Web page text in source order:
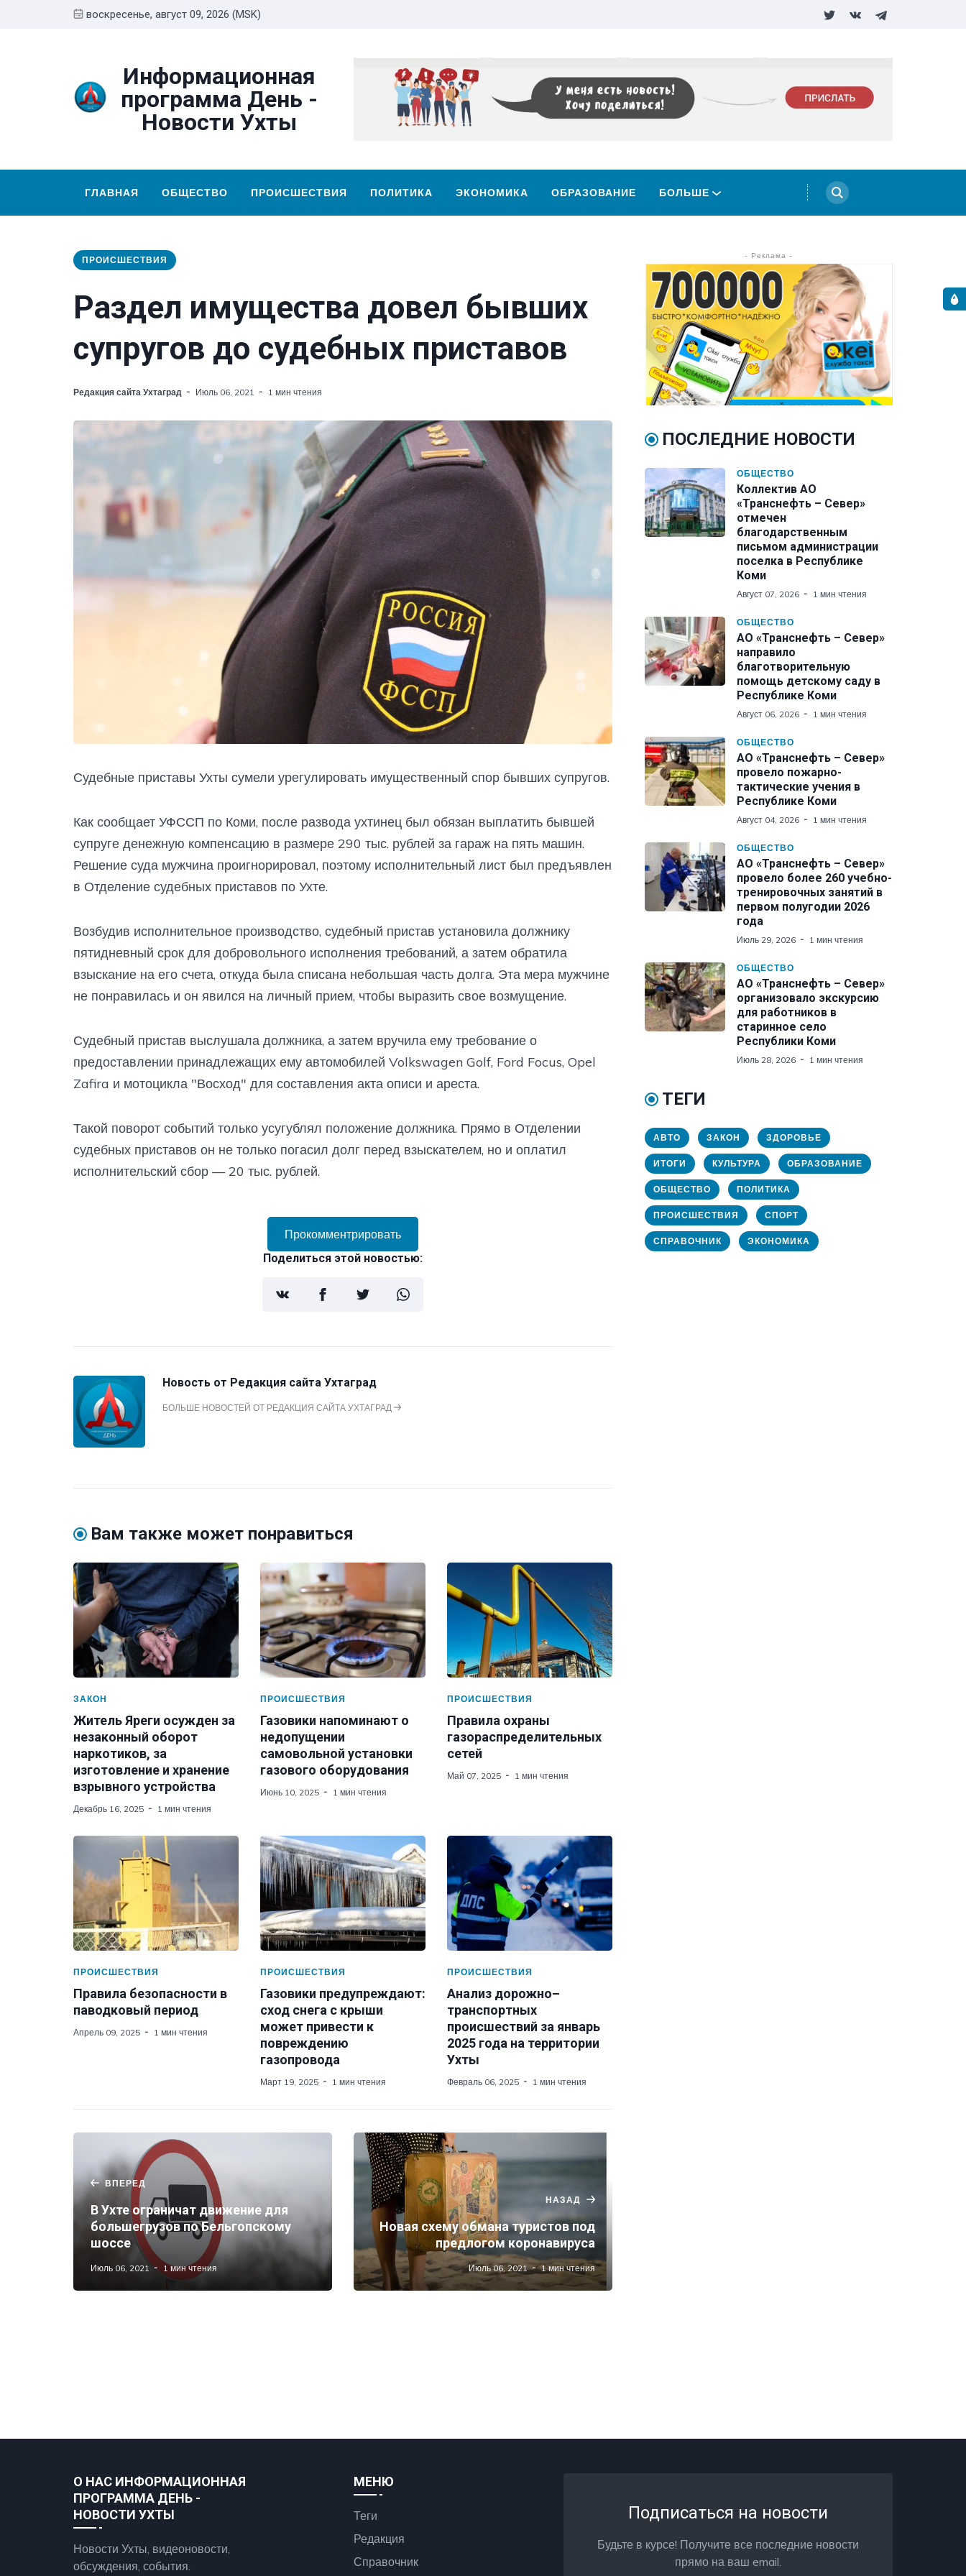
воскресенье, август 09, 2026 (MSK)
Информационная
программа День -
Новости Ухты
ГЛАВНАЯ ОБЩЕСТВО ПРОИСШЕСТВИЯ ПОЛИТИКА ЭКОНОМИКА ОБРАЗОВАНИЕ БОЛЬШЕ
ПРОИСШЕСТВИЯ
Раздел имущества довел бывших
супругов до судебных приставов
Редакция сайта Ухтаград Июль 06, 2021 1 мин чтения
Судебные приставы Ухты сумели урегулировать имущественный спор бывших супругов.
Как сообщает УФССП по Коми, после развода ухтинец был обязан выплатить бывшей
супруге денежную компенсацию в размере 290 тыс. рублей за гараж на пять машин.
Решение суда мужчина проигнорировал, поэтому исполнительный лист был предъявлен
в Отделение судебных приставов по Ухте.
Возбудив исполнительное производство, судебный пристав установила должнику
пятидневный срок для добровольного исполнения требований, а затем обратила
взыскание на его счета, откуда была списана небольшая часть долга. Эта мера мужчине
не понравилась и он явился на личный прием, чтобы выразить свое возмущение.
Судебный пристав выслушала должника, а затем вручила ему требование о
предоставлении принадлежащих ему автомобилей Volkswagen Golf, Ford Focus, Opel
Zafira и мотоцикла "Восход" для составления акта описи и ареста.
Такой поворот событий только усугублял положение должника. Прямо в Отделении
судебных приставов он не только погасил долг перед взыскателем, но и оплатил
исполнительский сбор — 20 тыс. рублей.
Прокомментрировать
Поделиться этой новостью:
Новость от Редакция сайта Ухтаград
БОЛЬШЕ НОВОСТЕЙ ОТ РЕДАКЦИЯ САЙТА УХТАГРАД
Вам также может понравиться
ЗАКОН
Житель Яреги осужден за
незаконный оборот
наркотиков, за
изготовление и хранение
взрывного устройства
Декабрь 16, 2025 1 мин чтения
ПРОИСШЕСТВИЯ
Газовики напоминают о
недопущении
самовольной установки
газового оборудования
Июнь 10, 2025 1 мин чтения
ПРОИСШЕСТВИЯ
Правила охраны
газораспределительных
сетей
Май 07, 2025 1 мин чтения
ПРОИСШЕСТВИЯ
Правила безопасности в
паводковый период
Апрель 09, 2025 1 мин чтения
ПРОИСШЕСТВИЯ
Газовики предупреждают:
сход снега с крыши
может привести к
повреждению
газопровода
Март 19, 2025 1 мин чтения
ПРОИСШЕСТВИЯ
Анализ дорожно–
транспортных
происшествий за январь
2025 года на территории
Ухты
Февраль 06, 2025 1 мин чтения
ВПЕРЕД
В Ухте ограничат движение для
большегрузов по Бельгопскому
шоссе
Июль 06, 2021 1 мин чтения
НАЗАД
Новая схему обмана туристов под
предлогом коронавируса
Июль 06, 2021 1 мин чтения
- Реклама -
ПОСЛЕДНИЕ НОВОСТИ
ОБЩЕСТВО
Коллектив АО
«Транснефть – Север»
отмечен
благодарственным
письмом администрации
поселка в Республике
Коми
Август 07, 2026 1 мин чтения
ОБЩЕСТВО
АО «Транснефть – Север»
направило
благотворительную
помощь детскому саду в
Республике Коми
Август 06, 2026 1 мин чтения
ОБЩЕСТВО
АО «Транснефть – Север»
провело пожарно-
тактические учения в
Республике Коми
Август 04, 2026 1 мин чтения
ОБЩЕСТВО
АО «Транснефть – Север»
провело более 260 учебно-
тренировочных занятий в
первом полугодии 2026
года
Июль 29, 2026 1 мин чтения
ОБЩЕСТВО
АО «Транснефть – Север»
организовало экскурсию
для работников в
старинное село
Республики Коми
Июль 28, 2026 1 мин чтения
ТЕГИ
АВТО ЗАКОН ЗДОРОВЬЕ
ИТОГИ КУЛЬТУРА ОБРАЗОВАНИЕ
ОБЩЕСТВО ПОЛИТИКА
ПРОИСШЕСТВИЯ СПОРТ
СПРАВОЧНИК ЭКОНОМИКА
О НАС ИНФОРМАЦИОННАЯ
ПРОГРАММА ДЕНЬ -
НОВОСТИ УХТЫ
Новости Ухты, видеоновости,
обсуждения, события.
МЕНЮ
Теги
Редакция
Справочник
Подписаться на новости
Будьте в курсе! Получите все последние новости
прямо на ваш email.